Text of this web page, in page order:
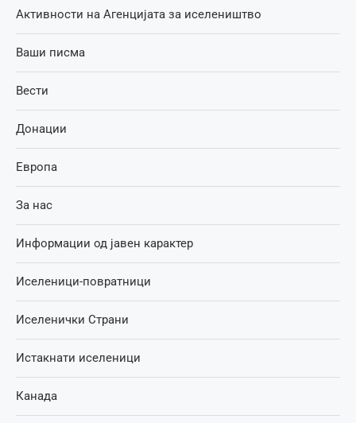
Активности на Агенцијата за иселеништво
Ваши писма
Вести
Донации
Европа
За нас
Информации од јавен карактер
Иселеници-повратници
Иселенички Страни
Истакнати иселеници
Канада